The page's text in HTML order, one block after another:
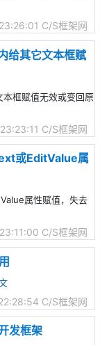
C/S框架网
给其它文本框赋
框赋值无效或变回原
C/S框架网
或EditValue属
属性赋值，失去
C/S框架网
C/S框架网
发框架